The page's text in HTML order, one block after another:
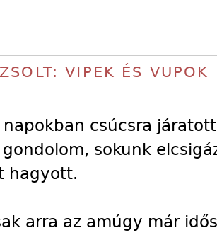
VIPEK ÉS VUPOK
csúcsra
sokunk
hagyott.
arra az amúgy már